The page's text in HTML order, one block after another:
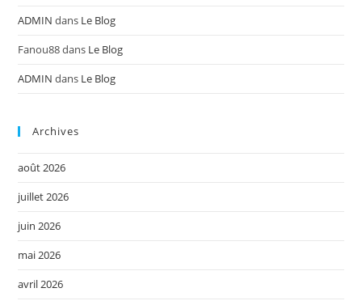
ADMIN dans Le Blog
Fanou88dans Le Blog
ADMIN dans Le Blog
Archives
août 2026
juillet 2026
juin 2026
mai 2026
avril 2026